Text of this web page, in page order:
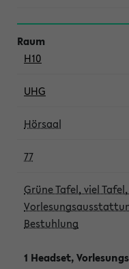
H10
UHG
Hörsaal
77
Grüne Tafel, viel
Bestuhlung
1 Headset,